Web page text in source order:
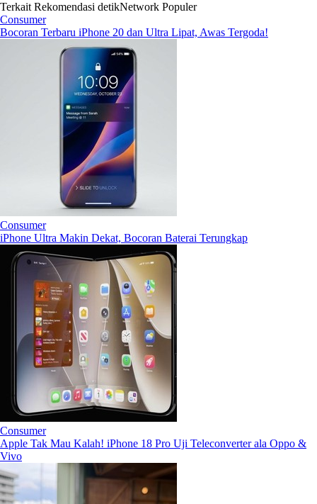
Terkait Rekomendasi detikNetwork Populer
Consumer
Bocoran Terbaru iPhone 20 dan Ultra Lipat, Awas Tergoda!
Consumer
iPhone Ultra Makin Dekat, Bocoran Baterai Terungkap
Consumer
Apple Tak Mau Kalah! iPhone 18 Pro Uji Teleconverter ala Oppo &
Vivo